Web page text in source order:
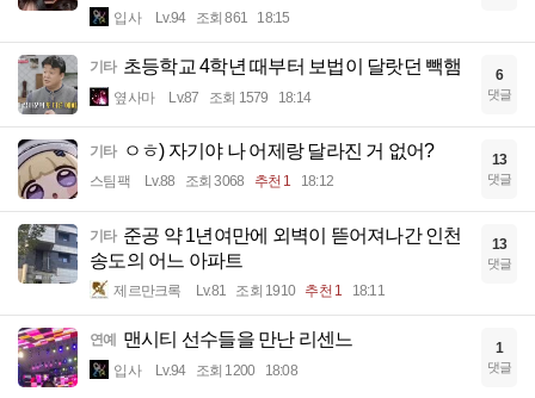
입사 Lv.94 조회 861 18:15
기타 초등학교 4학년 때부터 보법이 달랏던 빽햄
옆사마 Lv.87 조회 1579 18:14
6
댓글
기타 ㅇㅎ) 자기야 나 어제랑 달라진 거 없어?
스팀팩 Lv.88 조회 3068 추천 1 18:12
13
댓글
기타 준공 약 1년여만에 외벽이 뜯어져나간 인천
송도의 어느 아파트
제르만크록 Lv.81 조회 1910 추천 1 18:11
13
댓글
연예 맨시티 선수들을 만난 리센느
입사 Lv.94 조회 1200 18:08
1
댓글